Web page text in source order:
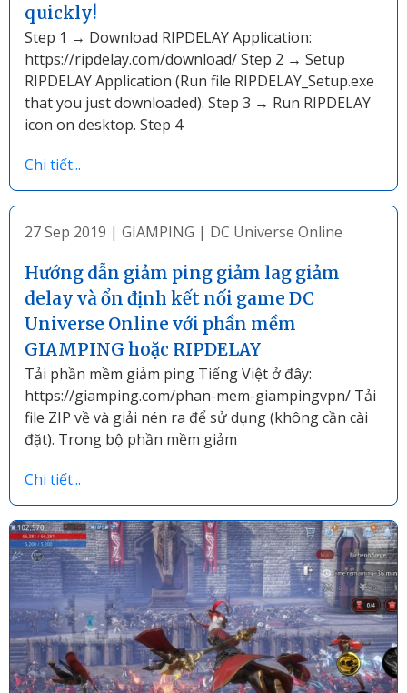
quickly!
Step 1 → Download RIPDELAY Application:
https://ripdelay.com/download/ Step 2 → Setup
RIPDELAY Application (Run file RIPDELAY_Setup.exe
that you just downloaded). Step 3 → Run RIPDELAY
icon on desktop. Step 4
Chi tiết...
27 Sep 2019 | GIAMPING | DC Universe Online
Hướng dẫn giảm ping giảm lag giảm
delay và ổn định kết nối game DC
Universe Online với phần mềm
GIAMPING hoặc RIPDELAY
Tải phần mềm giảm ping Tiếng Việt ở đây:
https://giamping.com/phan-mem-giampingvpn/ Tải
file ZIP về và giải nén ra để sử dụng (không cần cài
đặt). Trong bộ phần mềm giảm
Chi tiết...